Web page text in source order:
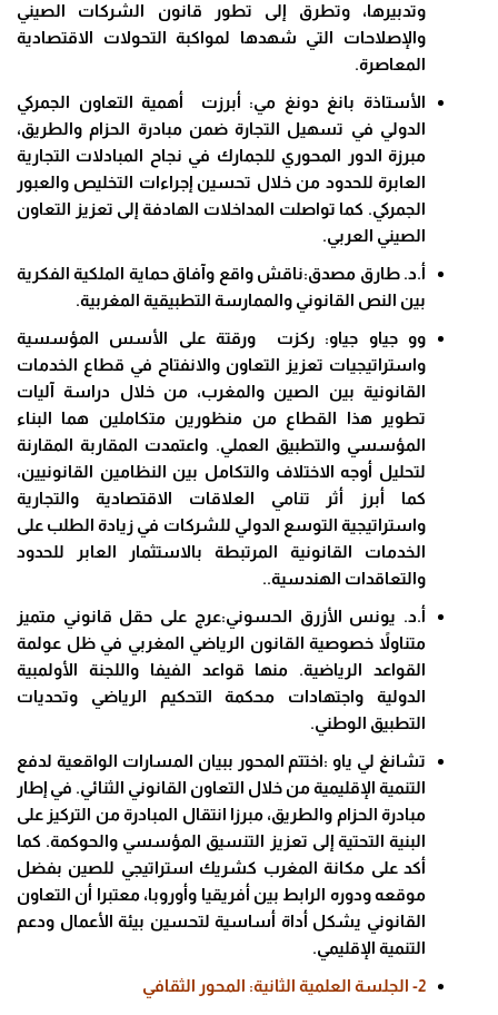
وتدبيرها، وتطرق إلى تطور قانون الشركات الصيني
والإصلاحات التي شهدها لمواكبة التحولات الاقتصادية
المعاصرة.
الأستاذة بانغ دونغ مي: أبرزت أهمية التعاون الجمركي
الدولي في تسهيل التجارة ضمن مبادرة الحزام والطريق،
مبرزة الدور المحوري للجمارك في نجاح المبادلات التجارية
العابرة للحدود من خلال تحسين إجراءات التخليص والعبور
الجمركي. كما تواصلت المداخلات الهادفة إلى تعزيز التعاون
الصيني العربي.
أ.د. طارق مصدق:ناقش واقع وآفاق حماية الملكية الفكرية
بين النص القانوني والممارسة التطبيقية المغربية.
وو جياو جياو: ركزت ورقتة على الأسس المؤسسية
واستراتيجيات تعزيز التعاون والانفتاح في قطاع الخدمات
القانونية بين الصين والمغرب، من خلال دراسة آليات
تطوير هذا القطاع من منظورين متكاملين هما البناء
المؤسسي والتطبيق العملي. واعتمدت المقاربة المقارنة
لتحليل أوجه الاختلاف والتكامل بين النظامين القانونيين،
كما أبرز أثر تنامي العلاقات الاقتصادية والتجارية
واستراتيجية التوسع الدولي للشركات في زيادة الطلب على
الخدمات القانونية المرتبطة بالاستثمار العابر للحدود
والتعاقدات الهندسية..
أ.د. يونس الأزرق الحسوني:عرج على حقل قانوني متميز
متناولاً خصوصية القانون الرياضي المغربي في ظل عولمة
القواعد الرياضية. منها قواعد الفيفا واللجنة الأولمبية
الدولية واجتهادات محكمة التحكيم الرياضي وتحديات
التطبيق الوطني.
تشانغ لي ياو :اختتم المحور ببيان المسارات الواقعية لدفع
التنمية الإقليمية من خلال التعاون القانوني الثنائي. في إطار
مبادرة الحزام والطريق، مبرزا انتقال المبادرة من التركيز على
البنية التحتية إلى تعزيز التنسيق المؤسسي والحوكمة. كما
أكد على مكانة المغرب كشريك استراتيجي للصين بفضل
موقعه ودوره الرابط بين أفريقيا وأوروبا، معتبرا أن التعاون
القانوني يشكل أداة أساسية لتحسين بيئة الأعمال ودعم
التنمية الإقليمي.
2- الجلسة العلمية الثانية: المحور الثقافي